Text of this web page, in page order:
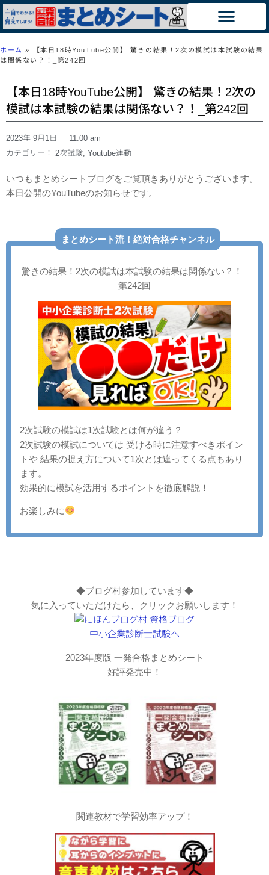
ホーム »
【本日18時YouTube公開】 驚きの結果！2次の模試は本試験の結果
は関係ない？！_第242回
【本日18時YouTube公開】 驚きの結果！2次の
模試は本試験の結果は関係ない？！_第242回
2023年 9月1日
11:00 am
カテゴリー： 2次試験, Youtube連動
いつもまとめシートブログをご覧頂きありがとうございます。
本日公開のYouTubeのお知らせです。
まとめシート流！絶対合格チャンネル
驚きの結果！2次の模試は本試験の結果は関係ない？！_
第242回
2次試験の模試は1次試験とは何が違う？
2次試験の模試については 受ける時に注意すべきポイン
トや 結果の捉え方について1次とは違ってくる点もあり
ます。
効果的に模試を活用するポイントを徹底解説！
お楽しみに
◆ブログ村参加しています◆
気に入っていただけたら、クリックお願いします！
2023年度版 一発合格まとめシート
好評発売中！
関連教材で学習効率アップ！